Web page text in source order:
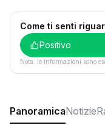
Come ti senti
Positivo
Nota: le informazioni sono
PanoramicaNotizie